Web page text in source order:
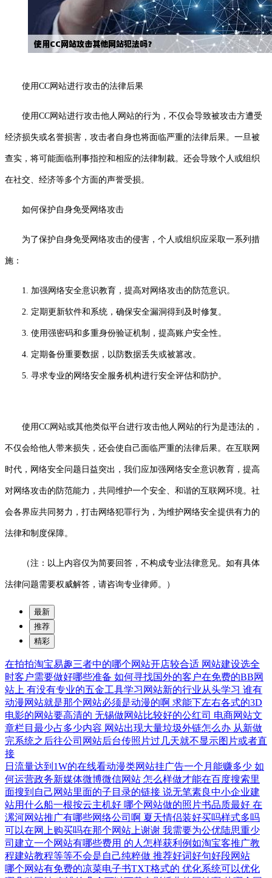
使用CC网站进行攻击的法律后果
使用CC网站进行攻击他人网站的行为，不仅会导致被攻击方遭受
经济损失或名誉损害，攻击者自身也将面临严重的法律后果。一旦被
查实，将可能面临刑事指控和相应的法律制裁。还会导致个人或组织
在社交、经济等多个方面的声誉受损。
如何保护自身免受网络攻击
为了保护自身免受网络攻击的侵害，个人或组织应采取一系列措
施：
1. 加强网络安全意识教育，提高对网络攻击的防范意识。
2. 定期更新软件和系统，确保安全漏洞得到及时修复。
3. 使用强密码和多重身份验证机制，提高账户安全性。
4. 定期备份重要数据，以防数据丢失或被篡改。
5. 寻求专业的网络安全服务机构进行安全评估和防护。
使用CC网站或其他类似平台进行攻击他人网站的行为是违法的，
不仅会给他人带来损失，还会使自己面临严重的法律后果。在互联网
时代，网络安全问题日益突出，我们应加强网络安全意识教育，提高
对网络攻击的防范能力，共同维护一个安全、和谐的互联网环境。社
会各界应共同努力，打击网络犯罪行为，为维护网络安全提供有力的
法律和制度保障。
（注：以上内容仅为简要回答，不构成专业法律意见。如有具体
法律问题需要权威解答，请咨询专业律师。）
最新
推荐
精彩
在拍拍淘宝易趣三者中的哪个网站开店较合适 网站建设选全
时客户需要做好哪些准备 如何寻找国外的客户在免费的BB网
站上 有没有专业的五金工具学习网站新的行业从头学习 谁有
动漫网站就是那个网站必须是动漫的啊 求能下左右各式的3D
电影的网站要高清的 无锡做网站比较好的公红司 电商网站文
章栏目最少占多少内容 网站出现大量垃圾外链怎么办 从新做
完系统之后往公司网站后台传照片过几天就不显示图片或者直
接
日流量达到1W的在线看动漫类网站挂广告一个月能赚多少 如
何运营政务新媒体微博微信网站 怎么样做才能在百度搜索里
面搜到自己网站里面的子目录的链接 说无笔素良中小企业建
站用什么船一根按云主机好 哪个网站做的照片书品质最好 在
漯河网站推广有哪些网络公司啊 夏天情侣装好买吗样式多吗
可以在网上购买吗在那个网站上谢谢 我需要为公优陆思重少
司建立一个网站有哪些费用 的人怎样获利例如淘宝客推广教
程建站教程等等不会是自己纯粹做 推荐好词好句好段网站
哪个网站有免费的凉菜电子书TXT格式的 优化系统可以优化